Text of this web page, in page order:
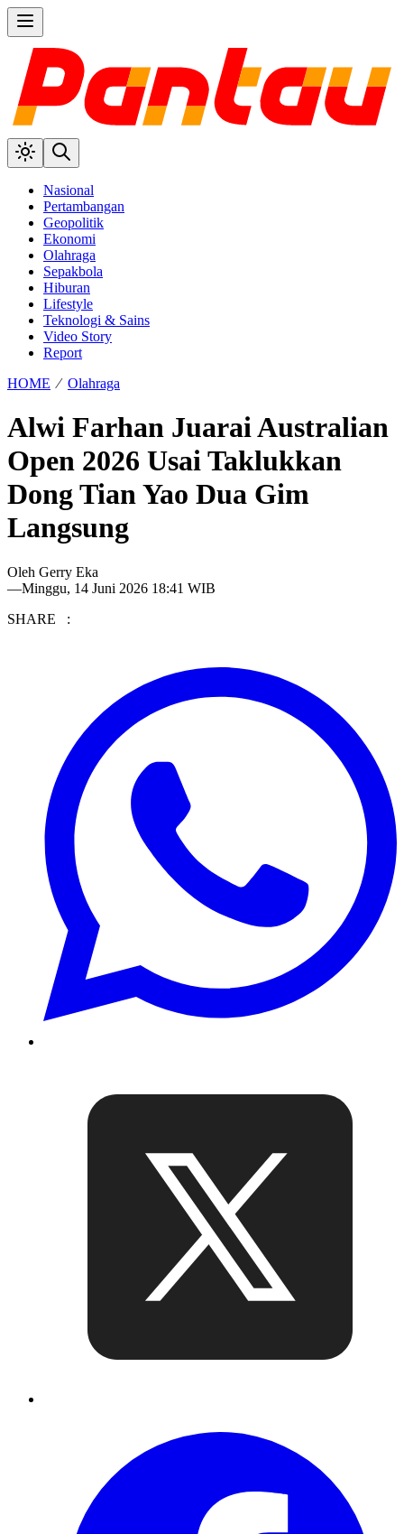
Nasional
Pertambangan
Geopolitik
Ekonomi
Olahraga
Sepakbola
Hiburan
Lifestyle
Teknologi & Sains
Video Story
Report
HOME ⁄ Olahraga
Alwi Farhan Juarai Australian
Open 2026 Usai Taklukkan
Dong Tian Yao Dua Gim
Langsung
Oleh Gerry Eka
—Minggu, 14 Juni 2026 18:41 WIB
SHARE :